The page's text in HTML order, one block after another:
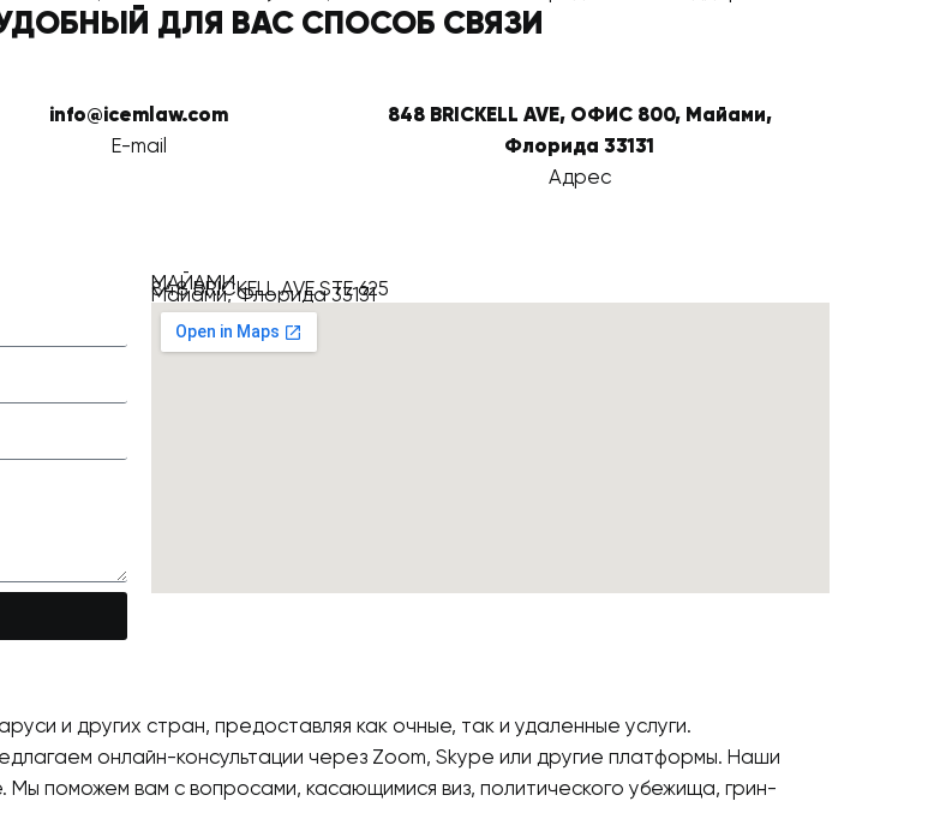
ДЛЯ ВАС СПОСОБ СВЯЗИ
info@icemlaw.com
E-mail
848 BRICKELL AVE, ОФИС 800, Майами,
Флорида 33131
Адрес
МАЙАМИ
848 BRICKELL AVE STE 625
Майами, Флорида 33131
и других стран, предоставляя как очные, так и удаленные услуги.
онлайн-консультации через Zoom, Skype или другие платформы. Наши
Мы поможем вам с вопросами, касающимися виз, политического убежища, грин-